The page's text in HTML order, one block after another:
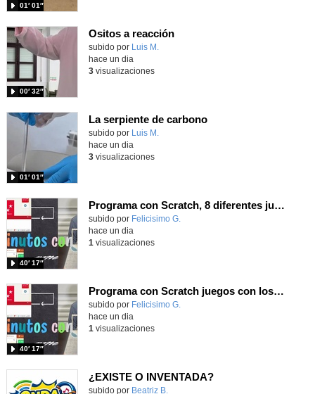
01′ 01″
Ositos a reacción
Contenido educativo.
subido por Luis M.
00′ 32″
hace un dia
3visualizaciones
La serpiente de carbono
Contenido educativo.
subido por Luis M.
01′ 01″
hace un dia
3visualizaciones
Programa con Scratch, 8 diferentes juegos para vivir la emoción de los partidos de España en el mundial 2026
Contenido educativo.
subido por Felicisimo G.
40′ 17″
hace un dia
1 visualizaciones
Programa con Scratch juegos con los partidos del mundial 2026 ganados por España
Contenido educativo.
subido por Felicisimo G.
40′ 17″
hace un dia
1 visualizaciones
¿EXISTE O INVENTADA?
Contenido educativo.
subido por Beatriz B.